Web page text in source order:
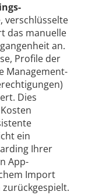
verschlüsselte
das manuelle
an.
Profile der
Management-
Dies
ein
Ihrer
App-
Import
zurückgespielt.